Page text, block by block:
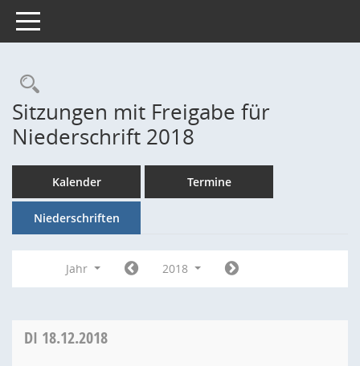
Toggle navigation
Rechercheauswahl
Sitzungen mit Freigabe für
Niederschrift 2018
Kalender Termine
Niederschriften
Jahr 2018
DI 18.12.2018